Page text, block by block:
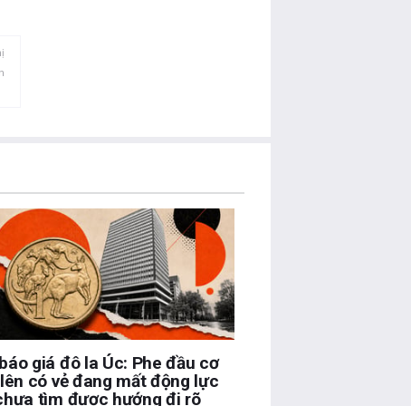
giá đô la Úc: Phe đầu cơ
có vẻ đang mất động lực
tìm được hướng đi rõ